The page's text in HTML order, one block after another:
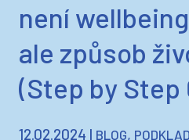
není
ale způsob
(Step by Step
12.02.2024 | BLOG,